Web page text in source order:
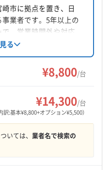
1760-2
岡市
日向市
日南市
児湯郡西米良村
西諸県郡高原町
村
東臼杵郡美郷町
東諸県郡国富町
土曜日 8:00〜20:00 日曜
市に拠点を置き、日
業者です。5年以上の
、営業時間外や対応
。汚れに応じた洗剤
にクリーニングしま
ングも好評です。
る
¥8,800/台
¥14,300/台
訳:基本¥8,800+オプション¥5,500）
いては、 業者名で検索の